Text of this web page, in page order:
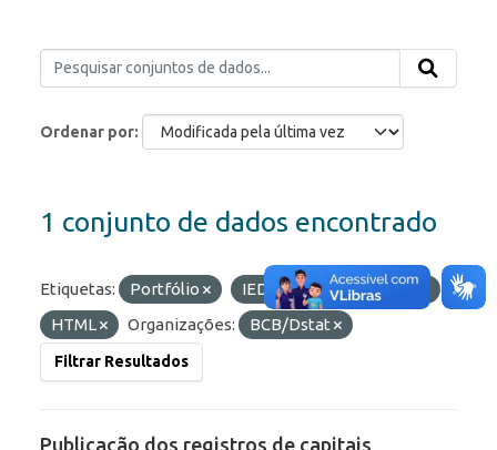
Ordenar por
1 conjunto de dados encontrado
Etiquetas: Portfólio IED Formatos:
API
HTML
Organizações: BCB/Dstat
Filtrar Resultados
Publicação dos registros de capitais